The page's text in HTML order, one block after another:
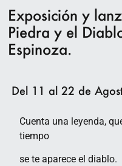
Exposición y
Piedra y el
Espinoza.
Del 11 al 22 de
Cuenta una leyenda,
tiempo
se te aparece el diablo.